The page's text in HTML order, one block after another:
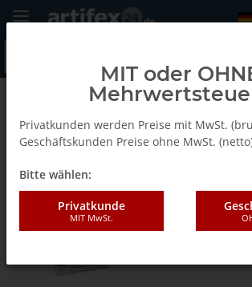
Tanos - Systainer
systainer®-Sets
MIT oder
Privatkunden werden Preise mit MwSt.
Geschäftskunden Preise ohne MwSt.
Bitte wählen:
Privatkunde
MIT MwSt.